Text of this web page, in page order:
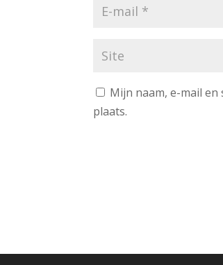
Mijn naam, e-mail
plaats.
r